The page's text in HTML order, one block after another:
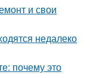
и свои
недалеко
почему это